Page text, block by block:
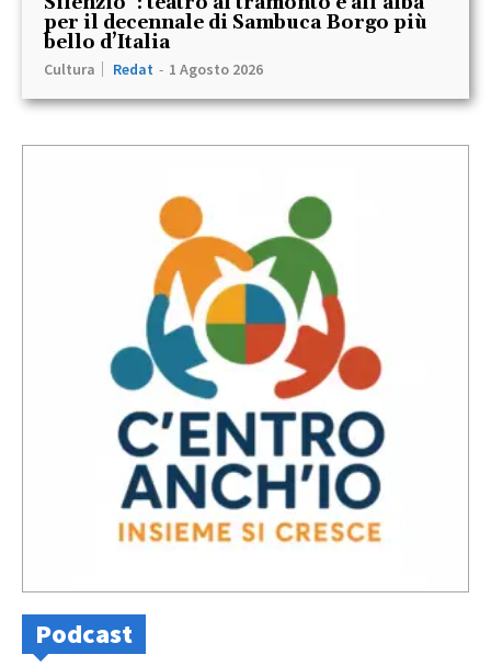
per il decennale di Sambuca Borgo più
bello d’Italia
Cultura Redat - 1 Agosto 2026
Podcast